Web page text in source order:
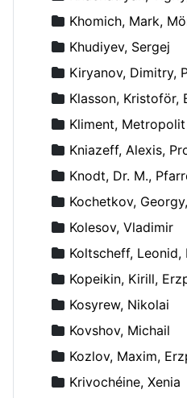
Khomich, Mark,
Khudiyev, Sergej
Kiryanov, Dimitry,
Klasson, Kristoför,
Kliment,
Kniazeff, Alexis,
Knodt, Dr. M.,
Kochetkov,
Kolesov, Vladimir
Koltscheff, Leonid,
Kopeikin, Kirill,
Kosyrew, Nikolai
Kovshov, Michail
Kozlov, Maxim,
Krivochéine, Xenia